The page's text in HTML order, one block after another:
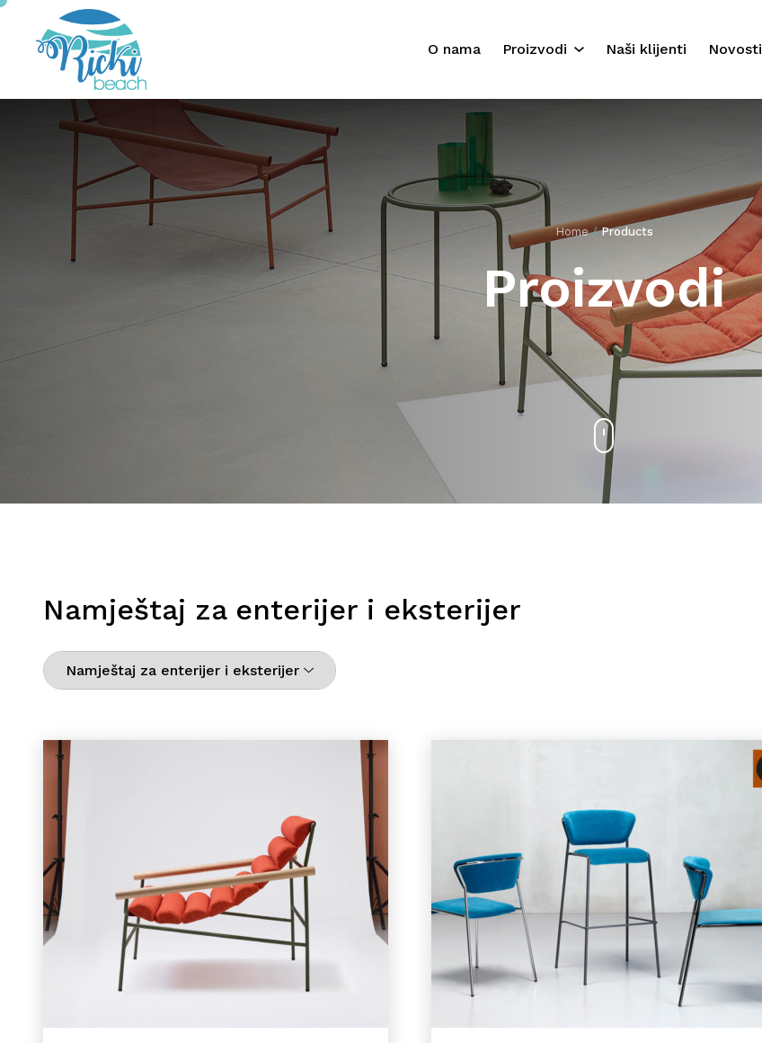
O nama Proizvodi
Drvene ležaljke
Outdoor
Baldahini
Veliki suncobrani
Pouf Relax
Nautika
Namještaj za enterijer i
eksterijer
Oprema
Naši klijenti Novosti
Home / Products
Proizvodi
Namještaj za enterijer i eksterijer